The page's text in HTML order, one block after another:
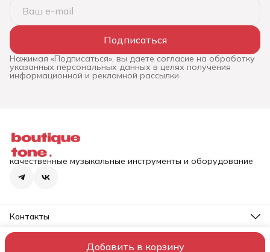
Добавить в корзину
Подписаться
Нажимая «Подписаться», вы даете согласие на обработку
указанных персональных данных в целях получения
информационной и рекламной рассылки
качественные музыкальные инструменты и оборудование
Контакты
Адрес
Доставка и оплатаПравила возврата